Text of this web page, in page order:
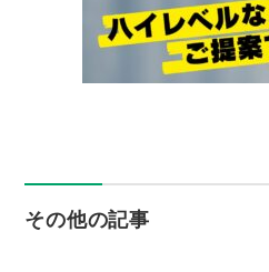
その他の記事